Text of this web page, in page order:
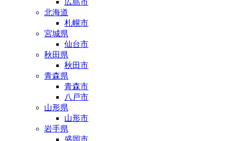
広島市
北海道
札幌市
宮城県
仙台市
秋田県
秋田市
青森県
青森市
八戸市
山形県
山形市
岩手県
盛岡市